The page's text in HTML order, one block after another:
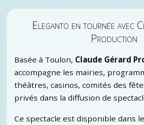
Eleganto en tournée avec
Production
Basée à Toulon, Claude Gérard
accompagne les mairies,
théâtres, casinos, comités des
privés dans la diffusion de
Ce spectacle est disponible dans le